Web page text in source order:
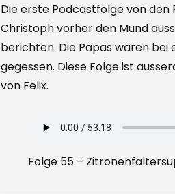
Die erste Podcastfolge von den
Christoph vorher den Mund
berichten. Die Papas waren
gegessen. Diese Folge ist
von Felix.
Folge 55 –